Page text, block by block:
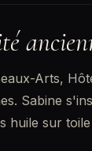
Arts,
Sabine
huile sur